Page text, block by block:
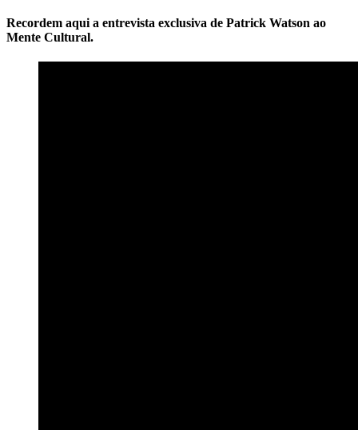
Recordem aqui a entrevista exclusiva de Patrick Watson ao
Mente Cultural.